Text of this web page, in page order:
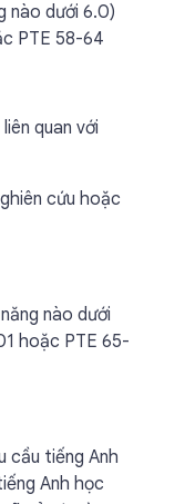
nào dưới 6.0)
PTE 58-64
quan với
cứu hoặc
nào dưới
hoặc PTE 65-
cầu tiếng Anh
Anh học